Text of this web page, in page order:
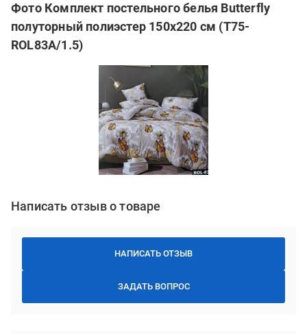
Фото Комплект постельного белья Butterfly
полуторный полиэстер 150х220 см (T75-
ROL83A/1.5)
Написать отзыв о товаре
НАПИСАТЬ ОТЗЫВ
ЗАДАТЬ ВОПРОС